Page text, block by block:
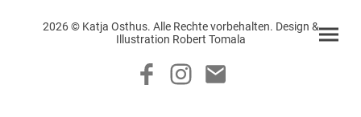
2026 © Katja Osthus. Alle Rechte vorbehalten. Design &
Illustration Robert Tomala